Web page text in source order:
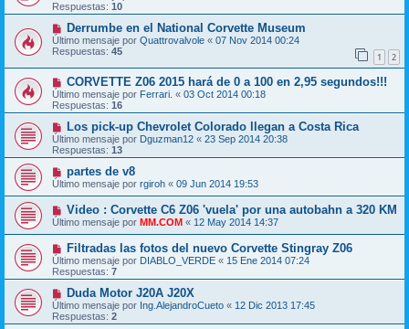
Respuestas: 10
Derrumbe en el National Corvette Museum
Último mensaje por Quattrovalvole « 07 Nov 2014 00:24
Respuestas: 45 1 2
CORVETTE Z06 2015 hará de 0 a 100 en 2,95 segundos!!!
Último mensaje por Ferrari. « 03 Oct 2014 00:18
Respuestas: 16
Los pick-up Chevrolet Colorado llegan a Costa Rica
Último mensaje por Dguzman12 « 23 Sep 2014 20:38
Respuestas: 13
partes de v8
Último mensaje por rgiroh « 09 Jun 2014 19:53
Video : Corvette C6 Z06 'vuela' por una autobahn a 320 KM
Último mensaje por MM.COM « 12 May 2014 14:37
Filtradas las fotos del nuevo Corvette Stingray Z06
Último mensaje por DIABLO_VERDE « 15 Ene 2014 07:24
Respuestas: 7
Duda Motor J20A J20X
Último mensaje por Ing.AlejandroCueto « 12 Dic 2013 17:45
Respuestas: 2